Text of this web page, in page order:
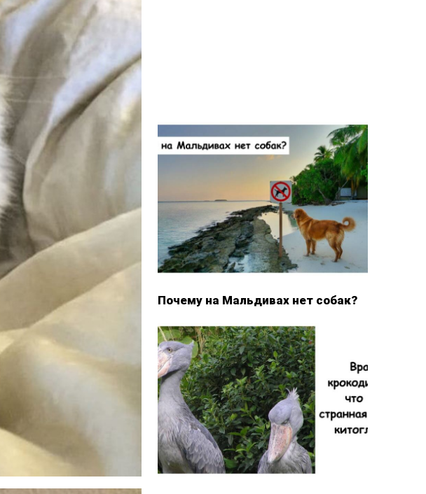
Почему на Мальдивах нет собак?